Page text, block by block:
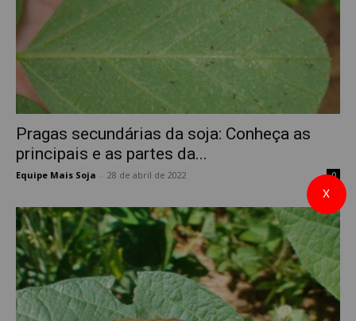
Pragas secundárias da soja: Conheça as
principais e as partes da...
Equipe Mais Soja 28 de abril de 2022 0
X